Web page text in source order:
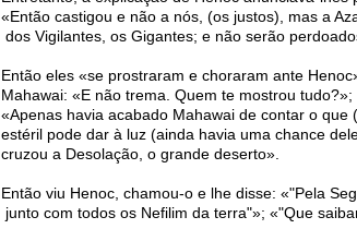
«Então castigou e não a nós, (os justos), mas a
dos Vigilantes, os Gigantes; e não serão
Então eles «se prostraram e choraram ante
Mahawai: «E não trema. Quem te mostrou
«Apenas havia acabado Mahawai de contar o
estéril pode dar à luz (ainda havia uma chance
cruzou a Desolação, o grande deserto».
Então viu Henoc, chamou-o e lhe disse: «"Pela
junto com todos os Nefilim da terra"»; «"Que